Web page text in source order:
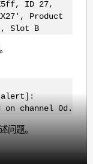
ID 27,
Product
Slot B
on channel 0d.
问题。